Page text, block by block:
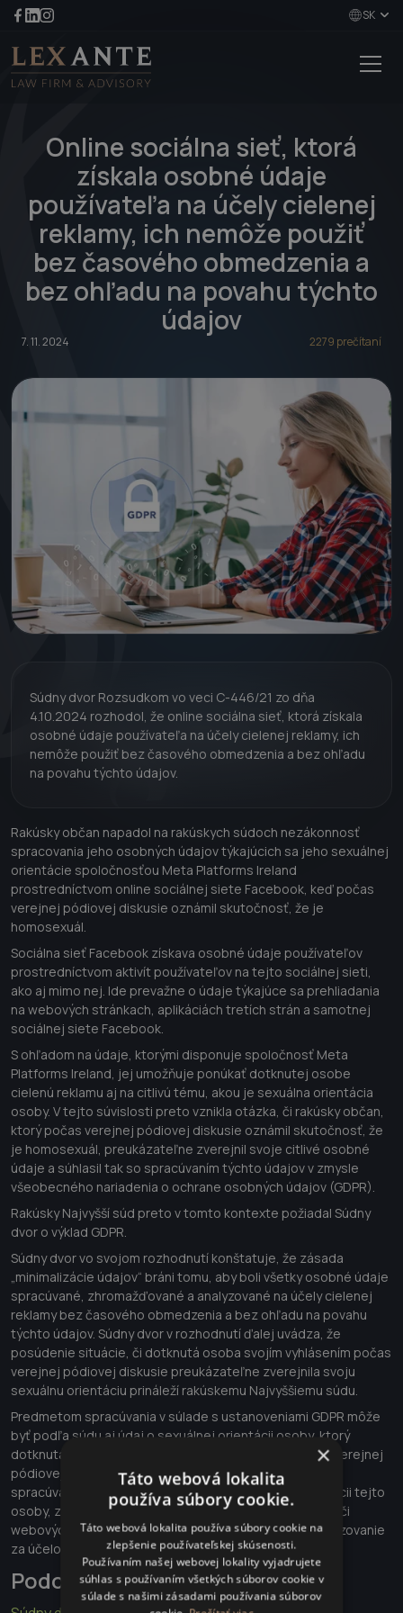
SK
Online sociálna sieť, ktorá
získala osobné údaje
používateľa na účely cielenej
reklamy, ich nemôže použiť
bez časového obmedzenia a
bez ohľadu na povahu týchto
údajov
7. 11. 2024 2279 prečítaní
Súdny dvor Rozsudkom vo veci C-446/21 zo dňa
4.10.2024 rozhodol, že online sociálna sieť, ktorá získala
osobné údaje používateľa na účely cielenej reklamy, ich
nemôže použiť bez časového obmedzenia a bez ohľadu
na povahu týchto údajov.
Rakúsky občan napadol na rakúskych súdoch nezákonnosť
spracovania jeho osobných údajov týkajúcich sa jeho sexuálnej
orientácie spoločnosťou Meta Platforms Ireland
prostredníctvom online sociálnej siete Facebook, keď počas
verejnej pódiovej diskusie oznámil skutočnosť, že je
homosexuál.
Sociálna sieť Facebook získava osobné údaje používateľov
prostredníctvom aktivít používateľov na tejto sociálnej sieti,
ako aj mimo nej. Ide prevažne o údaje týkajúce sa prehliadania
na webových stránkach, aplikáciách tretích strán a samotnej
sociálnej siete Facebook.
S ohľadom na údaje, ktorými disponuje spoločnosť Meta
Platforms Ireland, jej umožňuje ponúkať dotknutej osobe
cielenú reklamu aj na citlivú tému, akou je sexuálna orientácia
osoby. V tejto súvislosti preto vznikla otázka, či rakúsky občan,
ktorý počas verejnej pódiovej diskusie oznámil skutočnosť, že
je homosexuál, preukázateľne zverejnil svoje citlivé osobné
údaje a súhlasil tak so spracúvaním týchto údajov v zmysle
všeobecného nariadenia o ochrane osobných údajov (GDPR).
Rakúsky Najvyšší súd preto v tomto kontexte požiadal Súdny
dvor o výklad GDPR.
Súdny dvor vo svojom rozhodnutí konštatuje, že zásada
„minimalizácie údajov“ bráni tomu, aby boli všetky osobné údaje
spracúvané, zhromažďované a analyzované na účely cielenej
reklamy bez časového obmedzenia a bez ohľadu na povahu
týchto údajov. Súdny dvor v rozhodnutí ďalej uvádza, že
posúdenie situácie, či dotknutá osoba svojím vyhlásením počas
verejnej pódiovej diskusie preukázateľne zverejnila svoju
sexuálnu orientáciu prináleží rakúskemu Najvyššiemu súdu.
Predmetom spracúvania v súlade s ustanoveniami GDPR môže
byť podľa súdu aj údaj o sexuálnej orientácii osoby, ktorý
dotknutá osoba preukázateľne zverejnila napr. počas verejnej
pódiovej diskusie. Takáto okolnosť však nepovoľuje
spracúvanie iných osobných údajov o sexuálnej orientácii tejto
osoby, získaných mimo online platformy sociálnej siete či
webových stránok s cieľom ich zhromažďovania a analyzovanie
za účelom ponúknutia personalizovanej reklamy.
Podobné články
×
Táto webová lokalita
používa súbory cookie.
Táto webová lokalita používa súbory cookie na
zlepšenie používateľskej skúsenosti.
Používaním našej webovej lokality vyjadrujete
súhlas s používaním všetkých súborov cookie v
súlade s našimi zásadami používania súborov